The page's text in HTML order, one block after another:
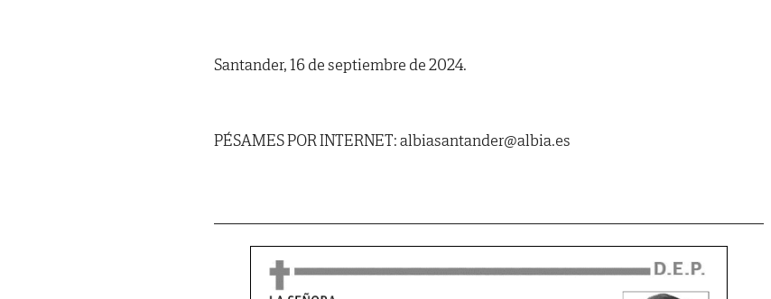
Santander, 16 de septiembre de 2024.
PÉSAMES POR INTERNET: albiasantander@albia.es